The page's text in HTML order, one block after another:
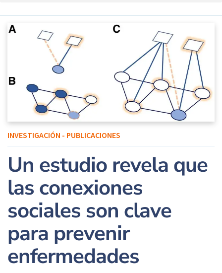
INVESTIGACIÓN - PUBLICACIONES
Un estudio revela que
las conexiones
sociales son clave
para prevenir
enfermedades